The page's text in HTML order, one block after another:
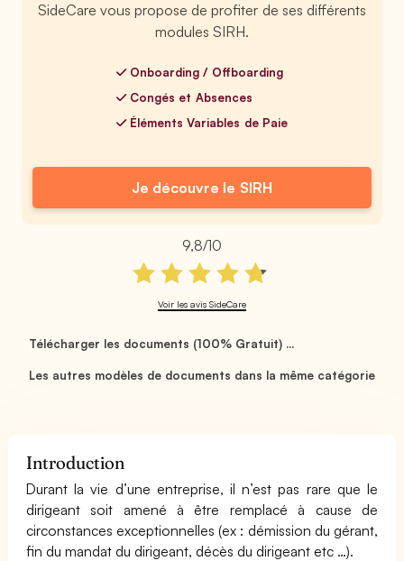
SideCare vous propose de profiter de ses différents
modules SIRH.
Onboarding / Offboarding
Congés et Absences
Éléments Variables de Paie
Je découvre le SIRH
9,8/10
Voir les avis SideCare
Télécharger les documents (100% Gratuit) ...
Les autres modèles de documents dans la même catégorie
Introduction
Durant la vie d’une entreprise, il n’est pas rare que le
dirigeant soit amené à être remplacé à cause de
circonstances exceptionnelles (ex : démission du gérant,
fin du mandat du dirigeant, décès du dirigeant etc …).